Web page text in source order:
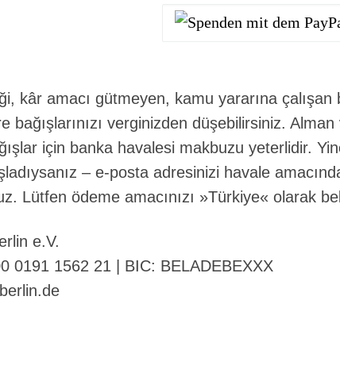
kâr amacı gütmeyen, kamu yararına
bağışlarınızı verginizden düşebilirsiniz.
için banka havalesi makbuzu yeterlidir.
– e-posta adresinizi havale
Lütfen ödeme amacınızı »Türkiye« olarak
e.V.
0191 1562 21 | BIC: BELADEBEXXX